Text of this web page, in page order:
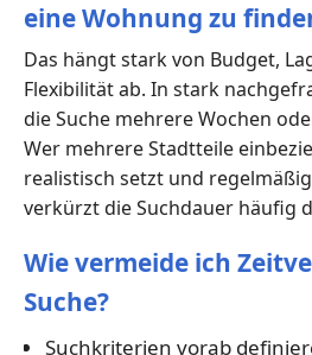
eine Wohnung zu
Das hängt stark von Budget,
Flexibilität ab. In stark
die Suche mehrere Wochen
Wer mehrere Stadtteile
realistisch setzt und
verkürzt die Suchdauer häufig
Wie vermeide ich
Suche?
Suchkriterien vorab